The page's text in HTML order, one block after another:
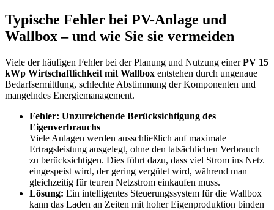
Typische Fehler bei PV-Anlage und
Wallbox – und wie Sie sie vermeiden
Viele der häufigen Fehler bei der Planung und Nutzung einerPV 15
kWp Wirtschaftlichkeit mit Wallbox entstehen durch ungenaue
Bedarfsermittlung, schlechte Abstimmung der Komponenten und
mangelndes Energiemanagement.
Fehler: Unzureichende Berücksichtigung des
Eigenverbrauchs
Viele Anlagen werden ausschließlich auf maximale
Ertragsleistung ausgelegt, ohne den tatsächlichen Verbrauch
zu berücksichtigen. Dies führt dazu, dass viel Strom ins Netz
eingespeist wird, der gering vergütet wird, während man
gleichzeitig für teuren Netzstrom einkaufen muss.
Lösung: Ein intelligentes Steuerungssystem für die Wallbox
kann das Laden an Zeiten mit hoher Eigenproduktion binden